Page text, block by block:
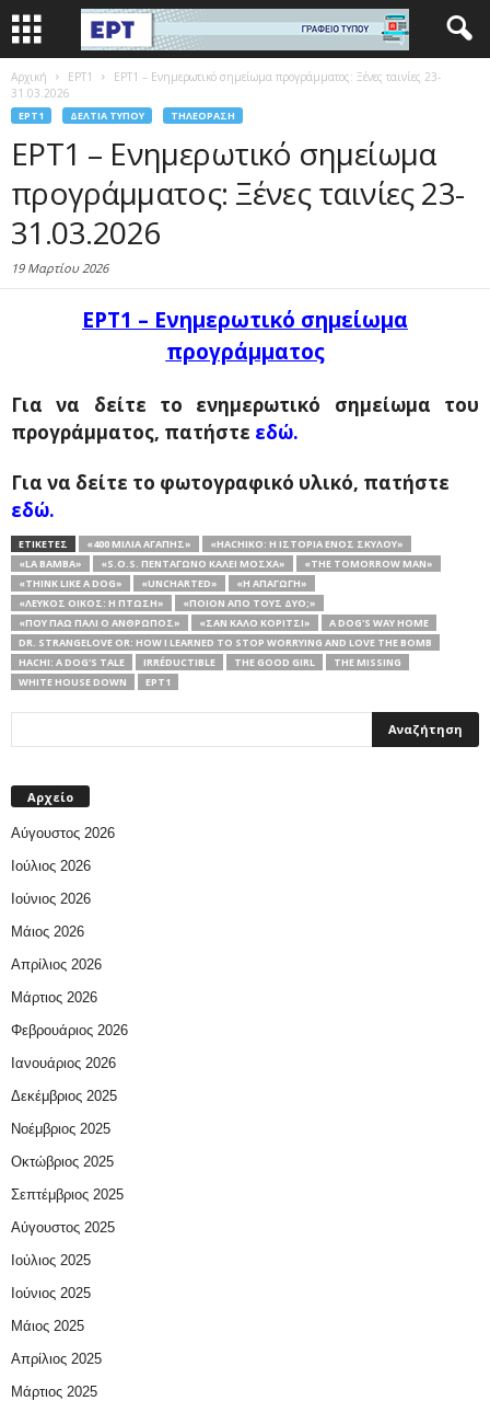
Αρχική EΡΤ1
ΕΡΤ1 – Ενημερωτικό σημείωμα προγράμματος: Ξένες ταινίες 23-
31.03.2026
EΡΤ1 ΔΕΛΤΊΑ ΤΎΠΟΥ ΤΗΛΕΌΡΑΣΗ
ΕΡΤ1 – Ενημερωτικό σημείωμα
προγράμματος: Ξένες ταινίες 23-
31.03.2026
19 Μαρτίου 2026
ΕΡΤ1 – Ενημερωτικό σημείωμα
προγράμματος
Για να δείτε το ενημερωτικό σημείωμα του
προγράμματος, πατήστε εδώ.
Για να δείτε το φωτογραφικό υλικό, πατήστε
εδώ.
ΕΤΙΚΕΤΕΣ «400 ΜΊΛΙΑ ΑΓΆΠΗΣ»
«HACHIKO: Η ΙΣΤΟΡΊΑ ΕΝΌΣ ΣΚΎΛΟΥ»
«LA BAMBA»
«S.O.S. ΠΕΝΤΆΓΩΝΟ ΚΑΛΕΊ ΜΌΣΧΑ»
«THE TOMORROW MAN»
«THINK LIKE A DOG»
«UNCHARTED»
«Η ΑΠΑΓΩΓΉ»
«ΛΕΥΚΌΣ ΟΊΚΟΣ: Η ΠΤΏΣΗ»
«ΠΟΙΟΝ ΑΠΌ ΤΟΥΣ ΔΎΟ;»
«ΠΟΎ ΠΆΩ ΠΆΛΙ Ο ΆΝΘΡΩΠΟΣ»
«ΣΑΝ ΚΑΛΌ ΚΟΡΊΤΣΙ»
A DOG'S WAY HOME
DR. STRANGELOVE OR: HOW I LEARNED TO STOP WORRYING AND LOVE THE BOMB
HACHI: A DOG'S TALE
IRRÉDUCTIBLE THE GOOD GIRL
THE MISSING
WHITE HOUSE DOWN
ΕΡΤ1
Αρχείο
Αύγουστος 2026
Ιούλιος 2026
Ιούνιος 2026
Μάιος 2026
Απρίλιος 2026
Μάρτιος 2026
Φεβρουάριος 2026
Ιανουάριος 2026
Δεκέμβριος 2025
Νοέμβριος 2025
Οκτώβριος 2025
Σεπτέμβριος 2025
Αύγουστος 2025
Ιούλιος 2025
Ιούνιος 2025
Μάιος 2025
Απρίλιος 2025
Μάρτιος 2025